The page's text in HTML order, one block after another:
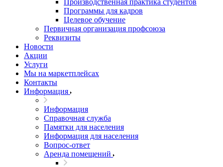
Производственная практика студентов
Программы для кадров
Целевое обучение
Первичная организация профсоюза
Реквизиты
Новости
Акции
Услуги
Мы на маркетплейсах
Контакты
Информация
Информация
Справочная служба
Памятки для населения
Информация для населения
Вопрос-ответ
Аренда помещений